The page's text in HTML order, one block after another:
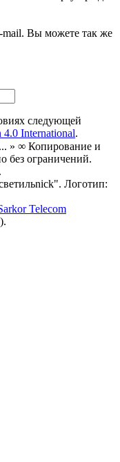
mail. Вы можете так же
следующей
International.
» ∞ Копирование и
без ограничений.
Логотип:
Telecom